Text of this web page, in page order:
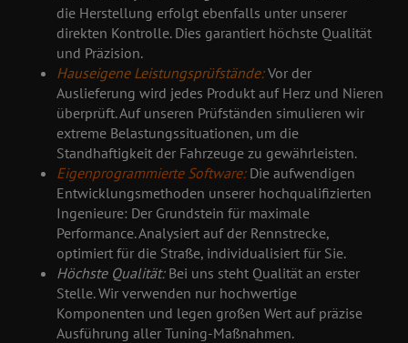
die Herstellung erfolgt ebenfalls unter unserer
direkten Kontrolle. Dies garantiert höchste Qualität
und Präzision.
Hauseigene Leistungsprüfstände:Vor der
Auslieferung wird jedes Produkt auf Herz und Nieren
überprüft. Auf unseren Prüfständen simulieren wir
extreme Belastungssituationen, um die
Standhaftigkeit der Fahrzeuge zu gewährleisten.
Eigenprogrammierte Software:Die aufwendigen
Entwicklungsmethoden unserer hochqualifizierten
Ingenieure: Der Grundstein für maximale
Performance. Analysiert auf der Rennstrecke,
optimiert für die Straße, individualisiert für Sie.
Höchste Qualität:Bei uns steht Qualität an erster
Stelle. Wir verwenden nur hochwertige
Komponenten und legen großen Wert auf präzise
Ausführung aller Tuning-Maßnahmen.